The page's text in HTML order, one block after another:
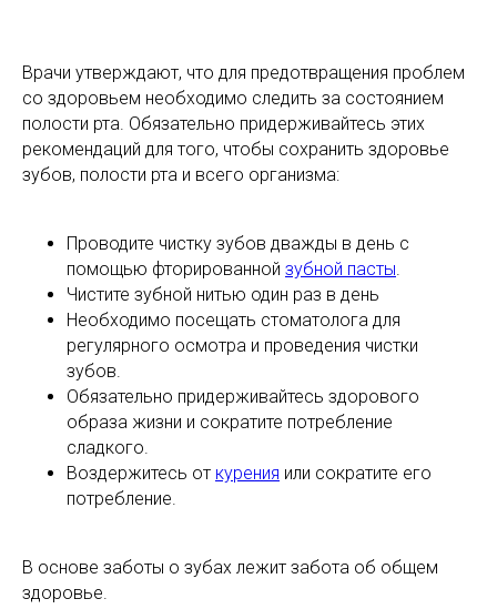
Врачи утверждают, что для предотвращения проблем
со здоровьем необходимо следить за состоянием
полости рта. Обязательно придерживайтесь этих
рекомендаций для того, чтобы сохранить здоровье
зубов, полости рта и всего организма:
Проводите чистку зубов дважды в день с
помощью фторированной зубной пасты.
Чистите зубной нитью один раз в день
Необходимо посещать стоматолога для
регулярного осмотра и проведения чистки
зубов.
Обязательно придерживайтесь здорового
образа жизни и сократите потребление
сладкого.
Воздержитесь от курения или сократите его
потребление.
В основе заботы о зубах лежит забота об общем
здоровье.